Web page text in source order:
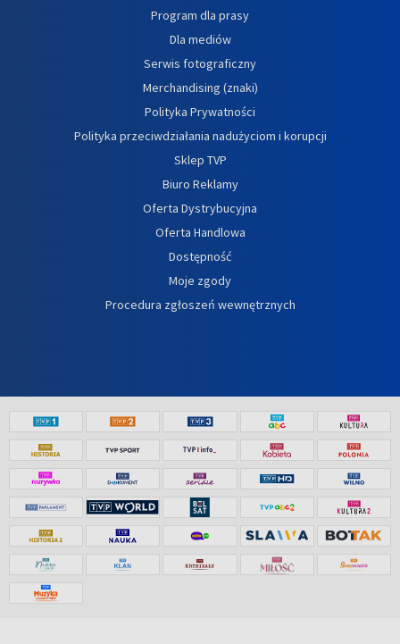
Program dla prasy
Dla mediów
Serwis fotograficzny
Merchandising (znaki)
Polityka Prywatności
Polityka przeciwdziałania nadużyciom i korupcji
Sklep TVP
Biuro Reklamy
Oferta Dystrybucyjna
Oferta Handlowa
Dostępność
Moje zgody
Procedura zgłoszeń wewnętrznych